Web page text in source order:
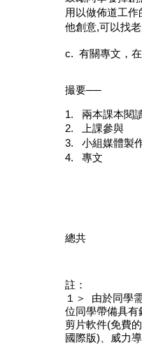
用以做佈道工作
他創意,可以找
c. 有關專文，
撮要──
1. 兩本課本閱
2. 上課參與
3. 小組媒體製
4. 專文
總共
註：
１＞
由於同學
位同學帶備具有
剪片軟件(免費
國際版) 、威力